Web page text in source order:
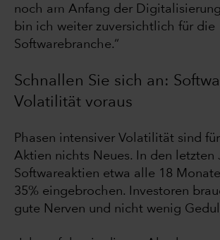
noch am Anfang der
bin ich weiter zuversichtlich für die
Softwarebranche.“
Schnallen Sie sich an:
Volatilität voraus
Phasen intensiver Volatilität sind
Aktien nichts Neues. In den letzten
Softwareaktien etwa alle 18
35% eingebrochen. Investoren
gute Nerven und nicht wenig